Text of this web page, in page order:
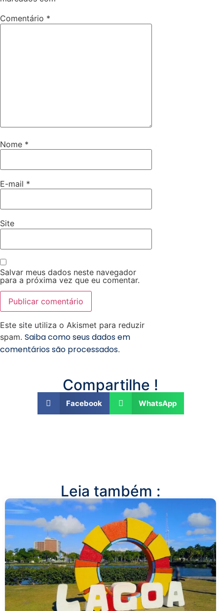
Comentário *
Nome *
E-mail *
Site
Salvar meus dados neste navegador
para a próxima vez que eu comentar.
Este site utiliza o Akismet para reduzir
spam. Saiba como seus dados em
comentários são processados.
Compartilhe !
Facebook WhatsApp
Leia também :